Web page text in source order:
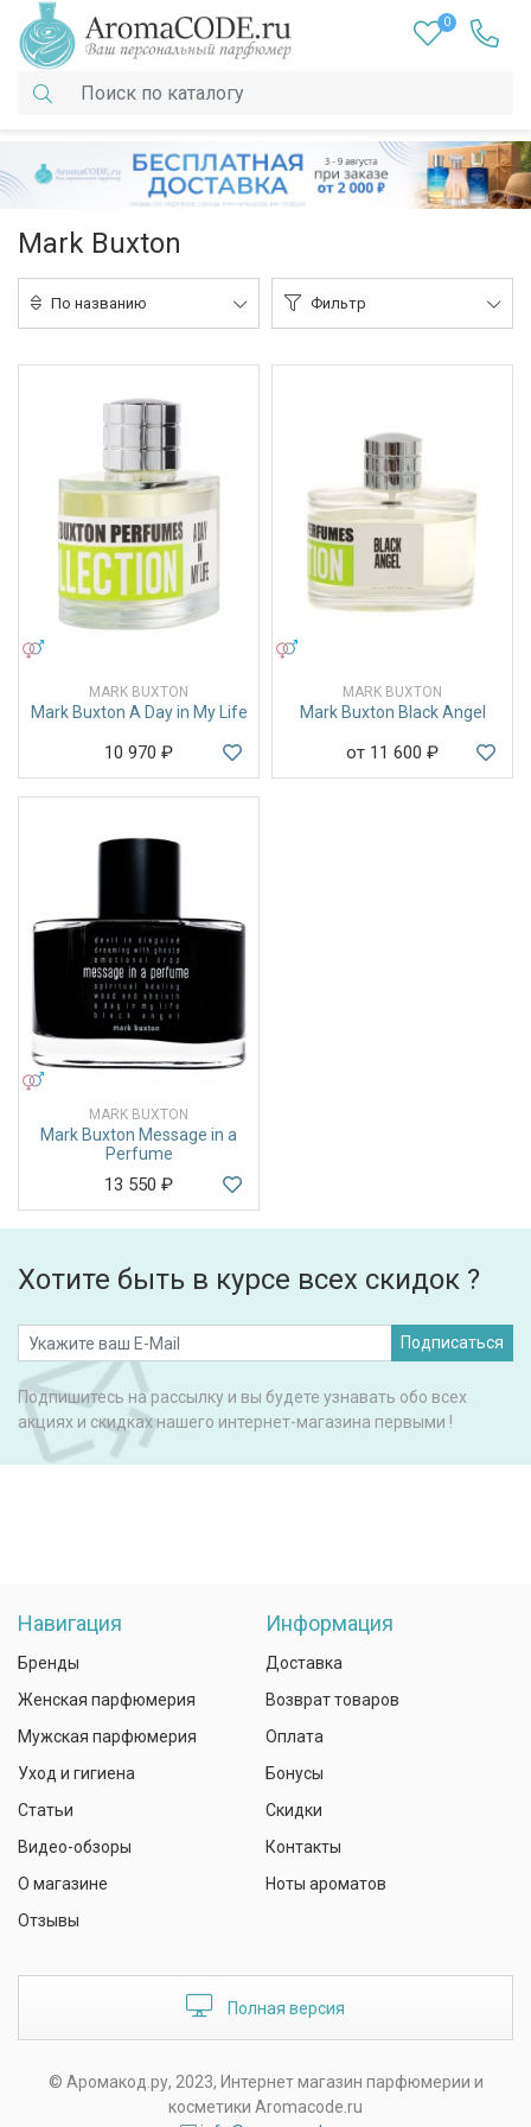
0
Mark Buxton
По названию Фильтр
MARK BUXTON
Mark Buxton A Day in My Life
10 970 ₽
MARK BUXTON
Mark Buxton Black Angel
от 11 600 ₽
MARK BUXTON
Mark Buxton Message in a
Perfume
13 550 ₽
Хотите быть в курсе всех скидок ?
Подписаться
Подпишитесь на рассылку и вы будете узнавать обо всех
акциях и скидках нашего интернет-магазина первыми !
Навигация
Бренды
Женская парфюмерия
Мужская парфюмерия
Уход и гигиена
Статьи
Видео-обзоры
О магазине
Отзывы
Информация
Доставка
Возврат товаров
Оплата
Бонусы
Скидки
Контакты
Ноты ароматов
Полная версия
© Аромакод.ру, 2023, Интернет магазин парфюмерии и
косметики Aromacode.ru